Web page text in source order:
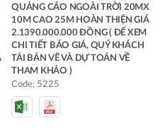
QUẢNG CÁO NGOÀI TRỜI 20MX
10M CAO 25M HOÀN THIỆN GIÁ
2.1390.000.000 ĐỒNG ( ĐỂ XEM
CHI TIẾT BÁO GIÁ, QUÝ KHÁCH
TẢI BẢN VẼ VÀ DỰ TOÁN VỀ
THAM KHẢO )
Code: 5225